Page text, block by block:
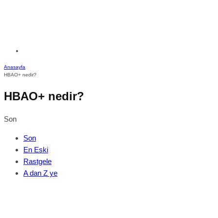
Anasayfa
HBAO+ nedir?
HBAO+ nedir?
Son
Son
En Eski
Rastgele
A dan Z ye